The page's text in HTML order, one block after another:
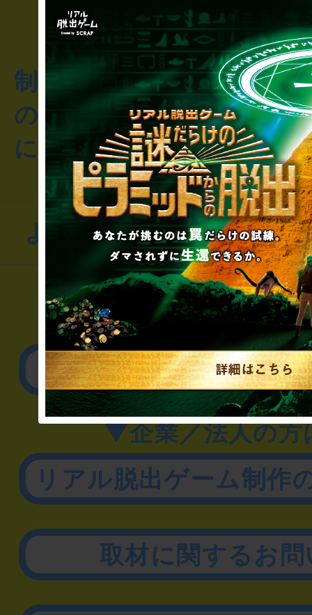
制作のご相談・コラボレ
のお客様からのご質問や
にお問い合わせください
よくあるお問い合わせ
▼一般のお客様
公演内容、チケット
▼企業／法人の方
リアル脱出ゲーム制作
取材に関するお